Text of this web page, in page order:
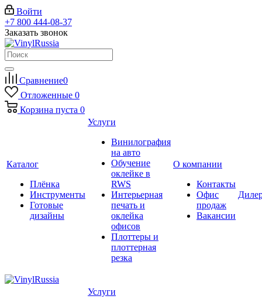
Войти
+7 800 444-08-37
Заказать звонок
Сравнение0
Отложенные 0
Корзина пуста 0
Каталог
Плёнка
Инструменты
Готовые
дизайны
Услуги
Винилография
на авто
Обучение
оклейке в
RWS
Интерьерная
печать и
оклейка
офисов
Плоттеры и
плоттерная
резка
О компании
Контакты
Офис
продаж
Вакансии
Услуги